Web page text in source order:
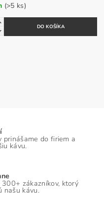
(>5 ks)
prinášame do firiem a
kávu.
zákazníkov, ktorý
našu kávu.